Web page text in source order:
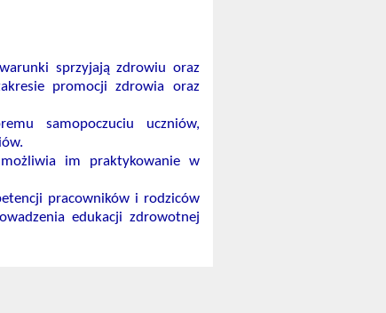
sprzyjają zdrowiu oraz
promocji zdrowia oraz
samopoczuciu uczniów,
im praktykowanie w
pracowników i rodziców
edukacji zdrowotnej